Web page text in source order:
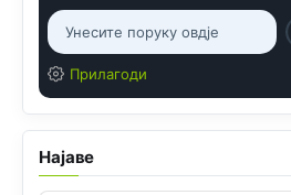
Прилагоди
Најаве